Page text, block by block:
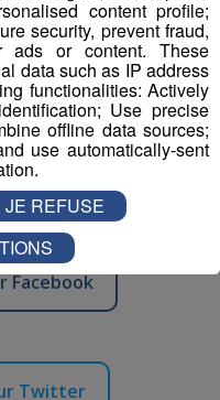
- Agent
F)
(H-F)
Facebook
Twitter
content profile;
security, prevent fraud,
ads or content. These
data such as IP address
functionalities: Actively
Use precise
offline data sources;
use automatically-sent
JE REFUSE